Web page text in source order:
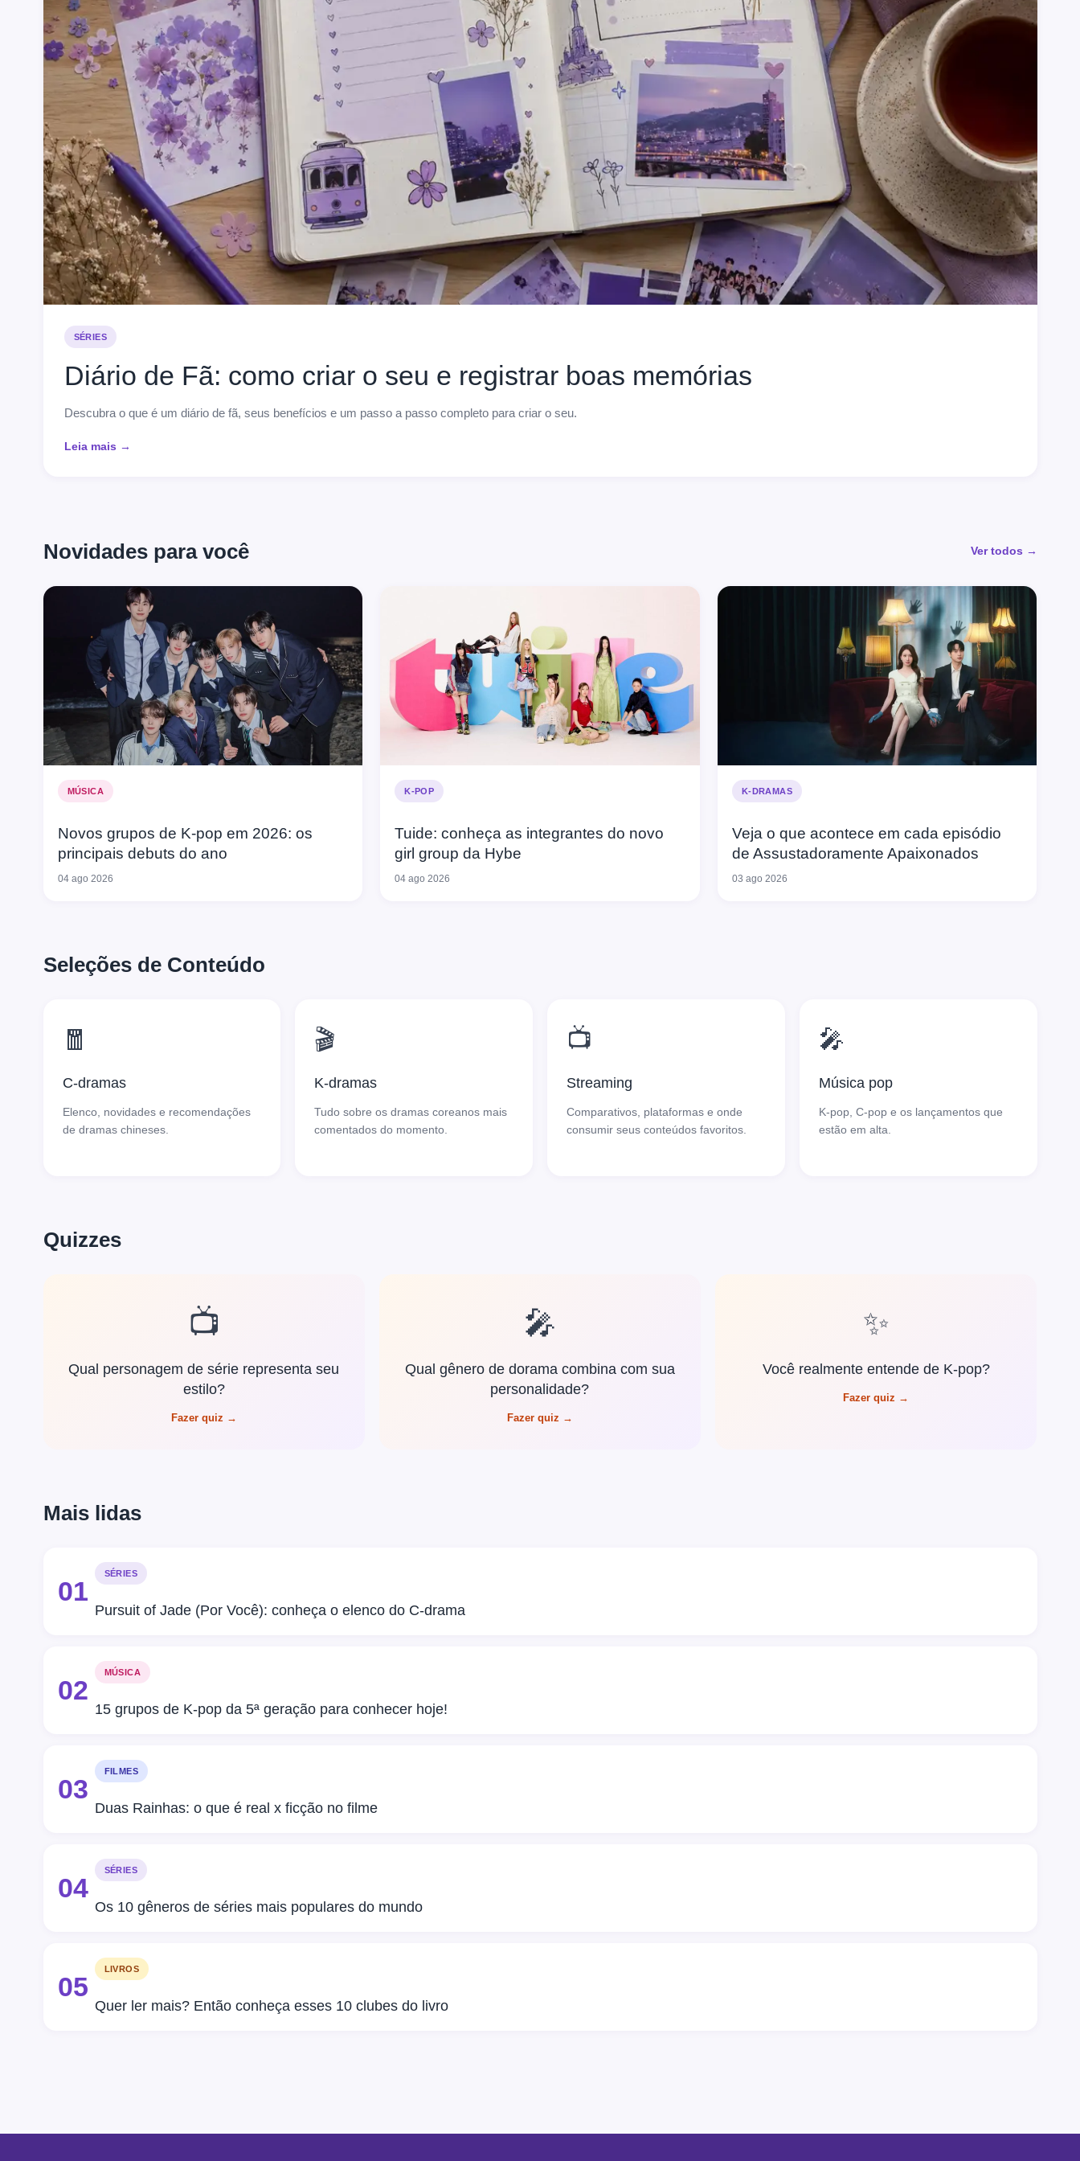
SÉRIES
Diário de Fã: como criar o seu e registrar boas memórias
Descubra o que é um diário de fã, seus benefícios e um passo a passo completo para criar o seu.
Leia mais →
Novidades para você Ver todos →
MÚSICA
Novos grupos de K-pop em 2026: os
principais debuts do ano
04 ago 2026
K-POP
Tuide: conheça as integrantes do novo
girl group da Hybe
04 ago 2026
K-DRAMAS
Veja o que acontece em cada episódio
de Assustadoramente Apaixonados
03 ago 2026
Seleções de Conteúdo
🧧
C-dramas
Elenco, novidades e recomendações
de dramas chineses.
🎬
K-dramas
Tudo sobre os dramas coreanos mais
comentados do momento.
📺
Streaming
Comparativos, plataformas e onde
consumir seus conteúdos favoritos.
🎤
Música pop
K-pop, C-pop e os lançamentos que
estão em alta.
Quizzes
📺
Qual personagem de série representa seu
estilo?
Fazer quiz →
🎤
Qual gênero de dorama combina com sua
personalidade?
Fazer quiz →
✨
Você realmente entende de K-pop?
Fazer quiz →
Mais lidas
01
SÉRIES
Pursuit of Jade (Por Você): conheça o elenco do C-drama
02
MÚSICA
15 grupos de K-pop da 5ª geração para conhecer hoje!
03
FILMES
Duas Rainhas: o que é real x ficção no filme
04
SÉRIES
Os 10 gêneros de séries mais populares do mundo
05
LIVROS
Quer ler mais? Então conheça esses 10 clubes do livro